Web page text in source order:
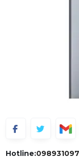
Hotline: